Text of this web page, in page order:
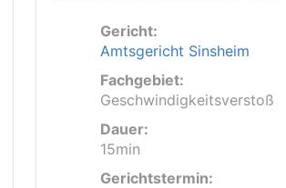
Gericht:
Amtsgericht Sinsheim
Fachgebiet:
Geschwindigkeitsverstoß
Dauer:
15min
Gerichtstermin: